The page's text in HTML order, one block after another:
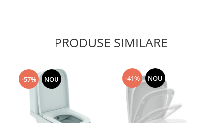
PRODUSE SIMILARE
-57% NOU -41% NOU